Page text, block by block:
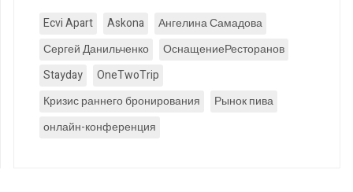
Ecvi Apart Askona
Ангелина Самадова
Сергей Данильченко
ОснащениеРесторанов
Stayday
OneTwoTrip
Кризис раннего бронирования
Рынок пива
онлайн-конференция